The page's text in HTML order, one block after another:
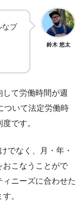
鈴木 悠太
なブ
て労働時間が週
ついて法定労働時
です。
でなく、月・年・
おこなうことがで
ニーズに合わせた
。